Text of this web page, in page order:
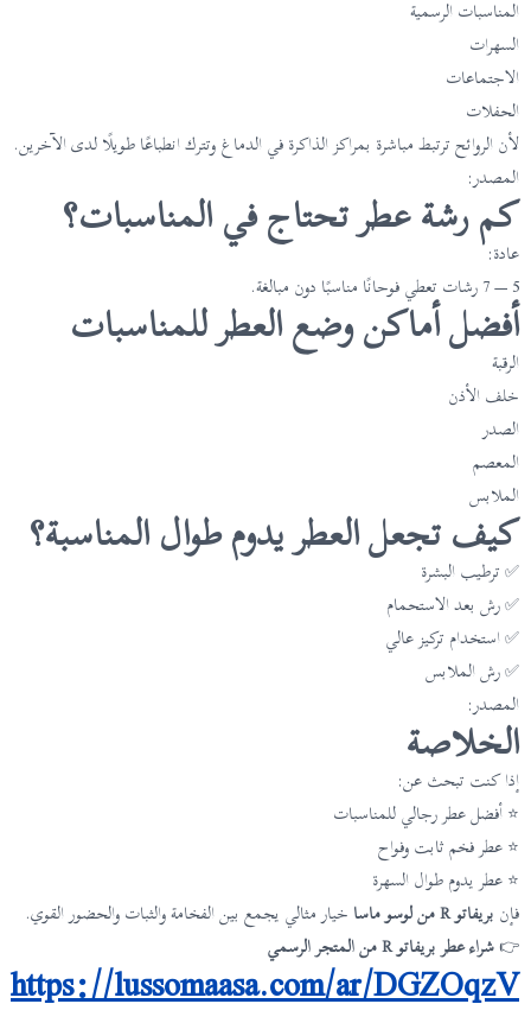
المناسبات الرسمية
السهرات
الاجتماعات
الحفلات
لأن الروائح ترتبط مباشرة بمراكز الذاكرة في الدماغ وتترك انطباعًا طويلًا لدى الآخرين.
المصدر:
كم رشة عطر تحتاج في المناسبات؟
عادة:
5 — 7 رشات تعطي فوحانًا مناسبًا دون مبالغة.
أفضل أماكن وضع العطر للمناسبات
الرقبة
خلف الأذن
الصدر
المعصم
الملابس
كيف تجعل العطر يدوم طوال المناسبة؟
✅ ترطيب البشرة
✅ رش بعد الاستحمام
✅ استخدام تركيز عالي
✅ رش الملابس
المصدر:
الخلاصة
إذا كنت تبحث عن:
⭐ أفضل عطر رجالي للمناسبات
⭐ عطر فخم ثابت وفواح
⭐ عطر يدوم طوال السهرة
فإن بريفاتو R من لوسو ماسا
خيار مثالي يجمع بين الفخامة والثبات والحضور القوي.
👉شراء عطر بريفاتو R من المتجر الرسمي
https://lussomaasa.com/ar/DGZOqzV